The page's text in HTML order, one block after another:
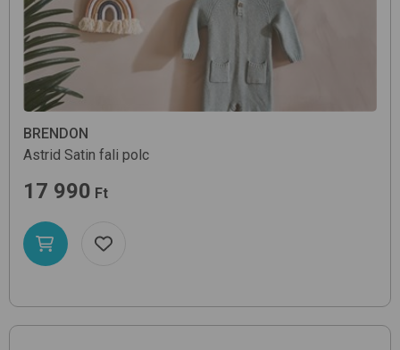
BRENDON
Astrid Satin fali polc
17 990 Ft